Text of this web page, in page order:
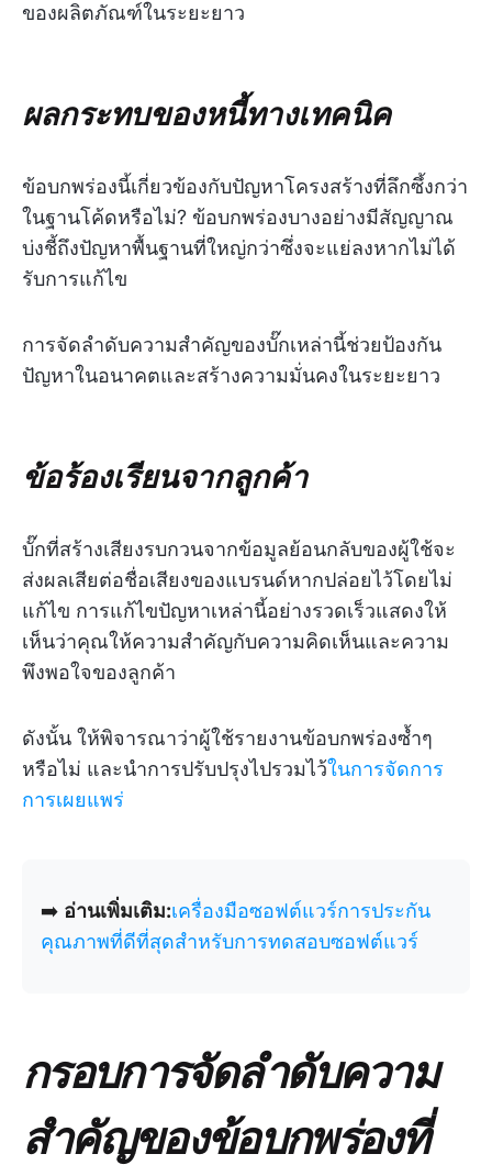
ของผลิตภัณฑ์ในระยะยาว
ผลกระทบของหนี้ทางเทคนิค
ข้อบกพร่องนี้เกี่ยวข้องกับปัญหาโครงสร้างที่ลึกซึ้งกว่า
ในฐานโค้ดหรือไม่? ข้อบกพร่องบางอย่างมีสัญญาณ
บ่งชี้ถึงปัญหาพื้นฐานที่ใหญ่กว่าซึ่งจะแย่ลงหากไม่ได้
รับการแก้ไข
การจัดลำดับความสำคัญของบั๊กเหล่านี้ช่วยป้องกัน
ปัญหาในอนาคตและสร้างความมั่นคงในระยะยาว
ข้อร้องเรียนจากลูกค้า
บั๊กที่สร้างเสียงรบกวนจากข้อมูลย้อนกลับของผู้ใช้จะ
ส่งผลเสียต่อชื่อเสียงของแบรนด์หากปล่อยไว้โดยไม่
แก้ไข การแก้ไขปัญหาเหล่านี้อย่างรวดเร็วแสดงให้
เห็นว่าคุณให้ความสำคัญกับความคิดเห็นและความ
พึงพอใจของลูกค้า
ดังนั้น ให้พิจารณาว่าผู้ใช้รายงานข้อบกพร่องซ้ำๆ
หรือไม่ และนำการปรับปรุงไปรวมไว้ในการจัดการ
การเผยแพร่
➡️ อ่านเพิ่มเติม:เครื่องมือซอฟต์แวร์การประกัน
คุณภาพที่ดีที่สุดสำหรับการทดสอบซอฟต์แวร์
กรอบการจัดลำดับความ
สำคัญของข้อบกพร่องที่